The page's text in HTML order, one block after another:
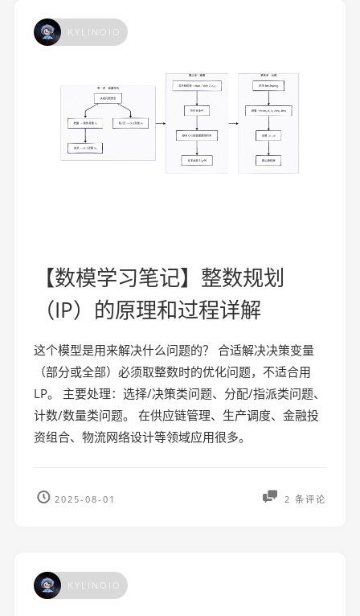
KYLINOIO
【数模学习笔记】整数规划
（IP）的原理和过程详解
这个模型是用来解决什么问题的？ 合适解决决策变量
（部分或全部）必须取整数时的优化问题，不适合用
LP。 主要处理：选择/决策类问题、分配/指派类问题、
计数/数量类问题。 在供应链管理、生产调度、金融投
资组合、物流网络设计等领域应用很多。
2025-08-01 2 条评论
KYLINOIO